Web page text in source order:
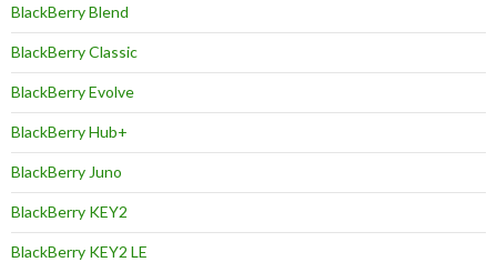
BlackBerry Blend
BlackBerry Classic
BlackBerry Evolve
BlackBerry Hub+
BlackBerry Juno
BlackBerry KEY2
BlackBerry KEY2 LE